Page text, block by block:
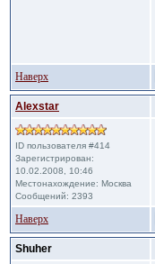
Наверх
Alexstar
ID пользователя #414
Зарегистрирован:
10.02.2008, 10:46
Местонахождение: Москва
Сообщений: 2393
Наверх
Shuher